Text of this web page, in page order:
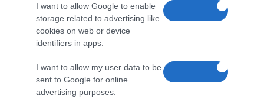
I want to allow Google to enable
storage related to advertising like
cookies on web or device
identifiers in apps.
I want to allow my user data to be
sent to Google for online
advertising purposes.
- tranzakció időtartama;
- valutaváltási díj;
- szolgáltatási díj.
Ezért, mielőtt bármilyen opciót választ a fizetéshez, előtte feltétlenül
olvassa el az általános szerződési feltételeket.